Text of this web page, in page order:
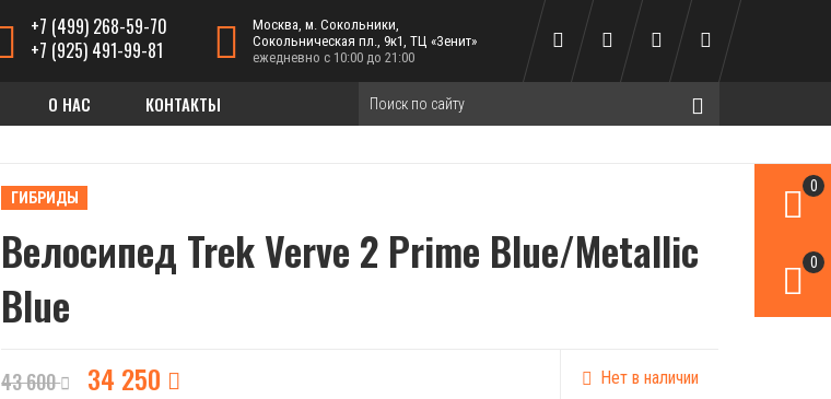
+7 (499) 268-59-70
+7 (925) 491-99-81
Москва, м. Сокольники,
Сокольническая пл., 9к1, ТЦ «Зенит»
ежедневно с 10:00 до 21:00
О НАС КОНТАКТЫ
0
0
ГИБРИДЫ
Велосипед Trek Verve 2 Prime Blue/Metallic
Blue
43 600 34 250 Нет в наличии